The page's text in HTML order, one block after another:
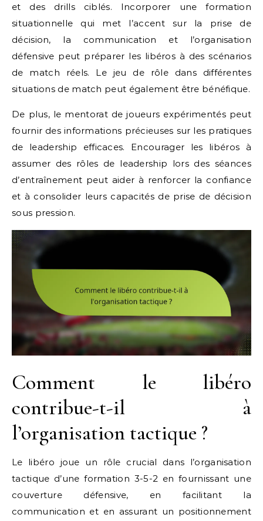
et des drills ciblés. Incorporer une formation
situationnelle qui met l’accent sur la prise de
décision, la communication et l’organisation
défensive peut préparer les libéros à des scénarios
de match réels. Le jeu de rôle dans différentes
situations de match peut également être bénéfique.
De plus, le mentorat de joueurs expérimentés peut
fournir des informations précieuses sur les pratiques
de leadership efficaces. Encourager les libéros à
assumer des rôles de leadership lors des séances
d’entraînement peut aider à renforcer la confiance
et à consolider leurs capacités de prise de décision
sous pression.
Comment le libéro
contribue-t-il à
l’organisation tactique ?
Le libéro joue un rôle crucial dans l’organisation
tactique d’une formation 3-5-2 en fournissant une
couverture défensive, en facilitant la
communication et en assurant un positionnement